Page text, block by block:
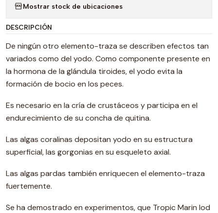
Mostrar stock de ubicaciones
DESCRIPCIÓN
De ningún otro elemento-traza se describen efectos tan
variados como del yodo. Como componente presente en
la hormona de la glándula tiroides, el yodo evita la
formación de bocio en los peces.
Es necesario en la cría de crustáceos y participa en el
endurecimiento de su concha de quitina.
Las algas coralinas depositan yodo en su estructura
superficial, las gorgonias en su esqueleto axial.
Las algas pardas también enriquecen el elemento-traza
fuertemente.
Se ha demostrado en experimentos, que Tropic Marin Iod